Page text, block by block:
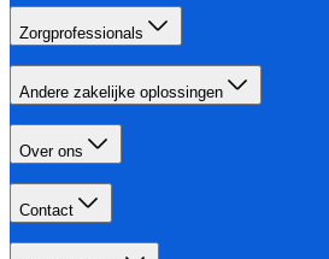
Zorgprofessionals
Andere zakelijke oplossingen
Over ons
Contact